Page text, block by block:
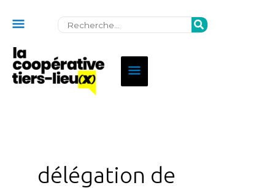
Rechercher:
de
l'en-
Menu
principal
délégation de